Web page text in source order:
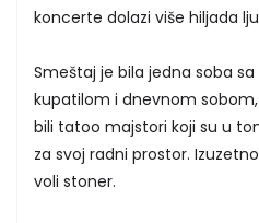
koncerte dolazi više hiljada
Smeštaj je bila jedna soba
kupatilom i dnevnom
bili tatoo majstori koji su u
za svoj radni prostor.
voli stoner.